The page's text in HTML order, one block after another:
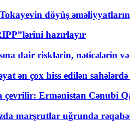
döyüş
hazırlayır
dair risklərin, nəticələrin
ən çox hiss edilən
çevrilir: Ermənistan Cənubi
marşrutlar uğrunda